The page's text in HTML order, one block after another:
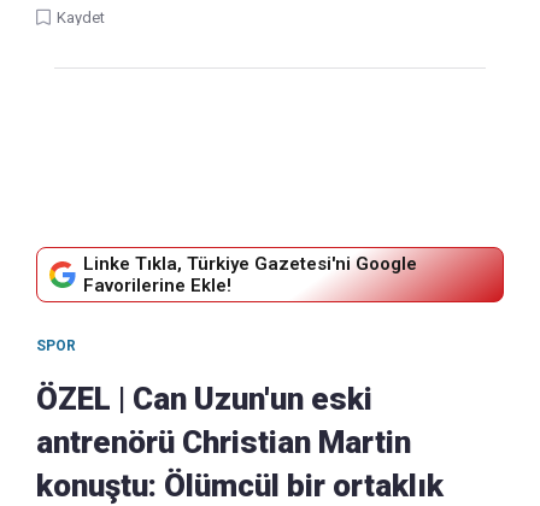
Kaydet
Linke Tıkla, Türkiye Gazetesi'ni Google
Favorilerine Ekle!
SPOR
ÖZEL | Can Uzun'un eski
antrenörü Christian Martin
konuştu: Ölümcül bir ortaklık